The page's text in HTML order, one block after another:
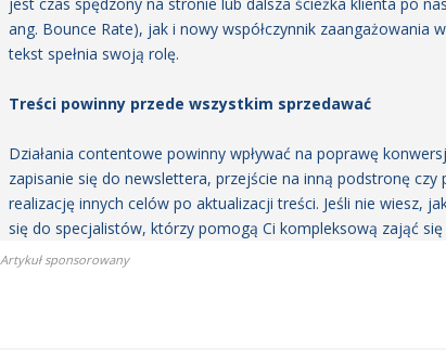
ang. Bounce Rate), jak i nowy współczynnik zaangażowania
tekst spełnia swoją rolę.
Treści powinny przede wszystkim sprzedawać
Działania contentowe powinny wpływać na poprawę
zapisanie się do newslettera, przejście na inną podstronę
realizację innych celów po aktualizacji treści. Jeśli nie wiesz,
się do specjalistów, którzy pomogą Ci kompleksową zająć
Artykuł sponsorowany